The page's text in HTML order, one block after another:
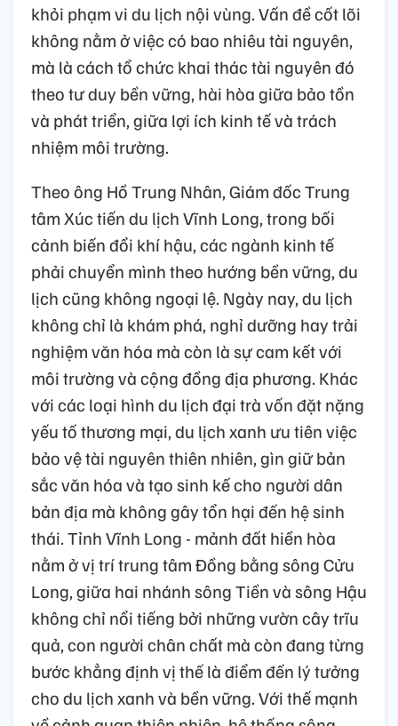
khỏi phạm vi du lịch nội vùng. Vấn đề cốt lõi
không nằm ở việc có bao nhiêu tài nguyên,
mà là cách tổ chức khai thác tài nguyên đó
theo tư duy bền vững, hài hòa giữa bảo tồn
và phát triển, giữa lợi ích kinh tế và trách
nhiệm môi trường.
Theo ông Hồ Trung Nhân, Giám đốc Trung
tâm Xúc tiến du lịch Vĩnh Long, trong bối
cảnh biến đổi khí hậu, các ngành kinh tế
phải chuyển mình theo hướng bền vững, du
lịch cũng không ngoại lệ. Ngày nay, du lịch
không chỉ là khám phá, nghỉ dưỡng hay trải
nghiệm văn hóa mà còn là sự cam kết với
môi trường và cộng đồng địa phương. Khác
với các loại hình du lịch đại trà vốn đặt nặng
yếu tố thương mại, du lịch xanh ưu tiên việc
bảo vệ tài nguyên thiên nhiên, gìn giữ bản
sắc văn hóa và tạo sinh kế cho người dân
bản địa mà không gây tổn hại đến hệ sinh
thái. Tỉnh Vĩnh Long - mảnh đất hiền hòa
nằm ở vị trí trung tâm Đồng bằng sông Cửu
Long, giữa hai nhánh sông Tiền và sông Hậu
không chỉ nổi tiếng bởi những vườn cây trĩu
quả, con người chân chất mà còn đang từng
bước khẳng định vị thế là điểm đến lý tưởng
cho du lịch xanh và bền vững. Với thế mạnh